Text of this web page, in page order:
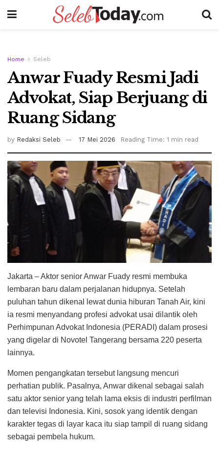
Home Seleb
Anwar Fuady Resmi Jadi
Advokat, Siap Berjuang di
Ruang Sidang
by Redaksi Seleb 17 Mei 2026 Reading Time: 1 min read
Jakarta – Aktor senior Anwar Fuady resmi membuka
lembaran baru dalam perjalanan hidupnya. Setelah
puluhan tahun dikenal lewat dunia hiburan Tanah Air, kini
ia resmi menyandang profesi advokat usai dilantik oleh
Perhimpunan Advokat Indonesia (PERADI) dalam prosesi
yang digelar di Novotel Tangerang bersama 220 peserta
lainnya.
Momen pengangkatan tersebut langsung mencuri
perhatian publik. Pasalnya, Anwar dikenal sebagai salah
satu aktor senior yang telah lama eksis di industri perfilman
dan televisi Indonesia. Kini, sosok yang identik dengan
karakter tegas di layar kaca itu siap tampil di ruang sidang
sebagai pembela hukum.